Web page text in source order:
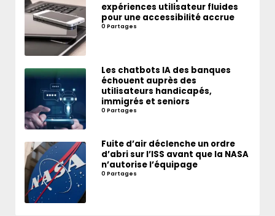
expériences utilisateur fluides
pour une accessibilité accrue
0 Partages
Les chatbots IA des banques
échouent auprès des
utilisateurs handicapés,
immigrés et seniors
0 Partages
Fuite d’air déclenche un ordre
d’abri sur l’ISS avant que la NASA
n’autorise l’équipage
0 Partages